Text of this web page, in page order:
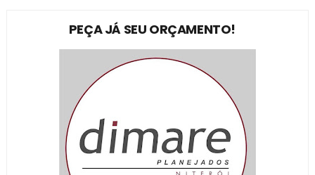
PEÇA JÁ SEU ORÇAMENTO!